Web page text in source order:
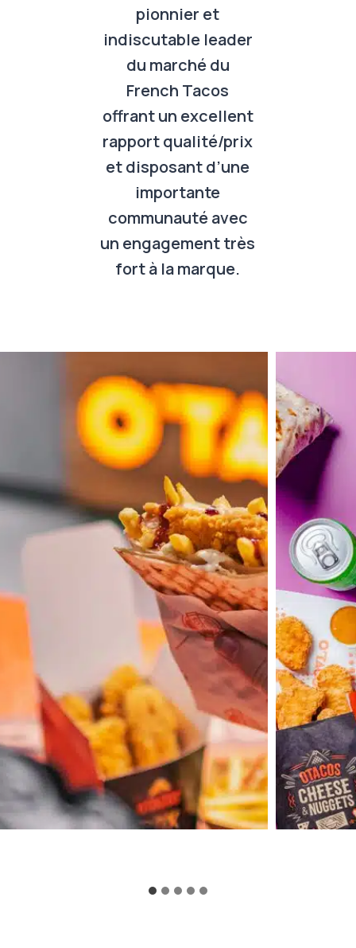
pionnier et
indiscutable leader
du marché du
French Tacos
offrant un excellent
rapport qualité/prix
et disposant d’une
importante
communauté avec
un engagement très
fort à la marque.